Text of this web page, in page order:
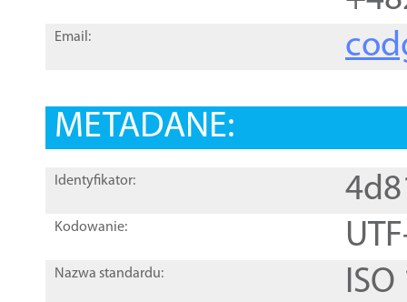
Email:
METADANE:
Identyfikator:
Kodowanie:
Nazwa standardu: